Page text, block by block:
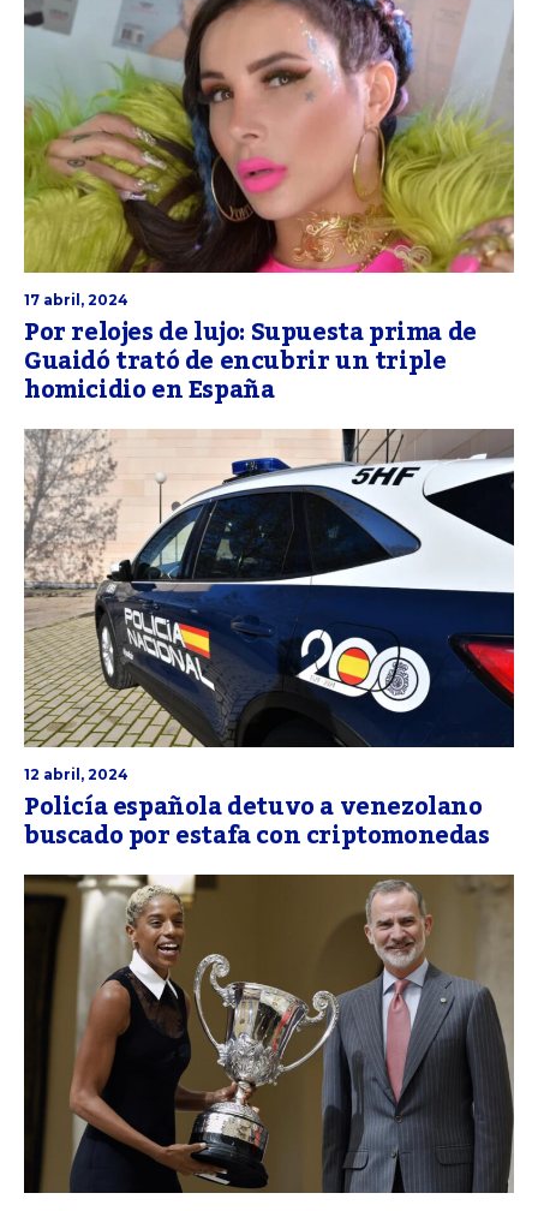
17 abril, 2024
Por relojes de lujo: Supuesta prima de
Guaidó trató de encubrir un triple
homicidio en España
12 abril, 2024
Policía española detuvo a venezolano
buscado por estafa con criptomonedas